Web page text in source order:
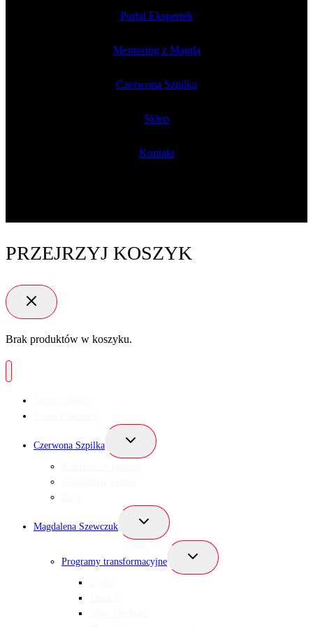
Portal Ekspertek
Mentoring z Magdą
Czerwona Szpilka
Sklep
Kontakt
PRZEJRZYJ KOSZYK
Brak produktów w koszyku.
Czerwona Szpilka
Przełącz
podrzędne
Magdalena Szewczuk
Przełącz
podrzędne
Programy transformacyjne
Przełącz
podrzędne